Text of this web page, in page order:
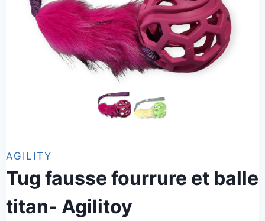
AGILITY
Tug fausse fourrure et balle
titan- Agilitoy